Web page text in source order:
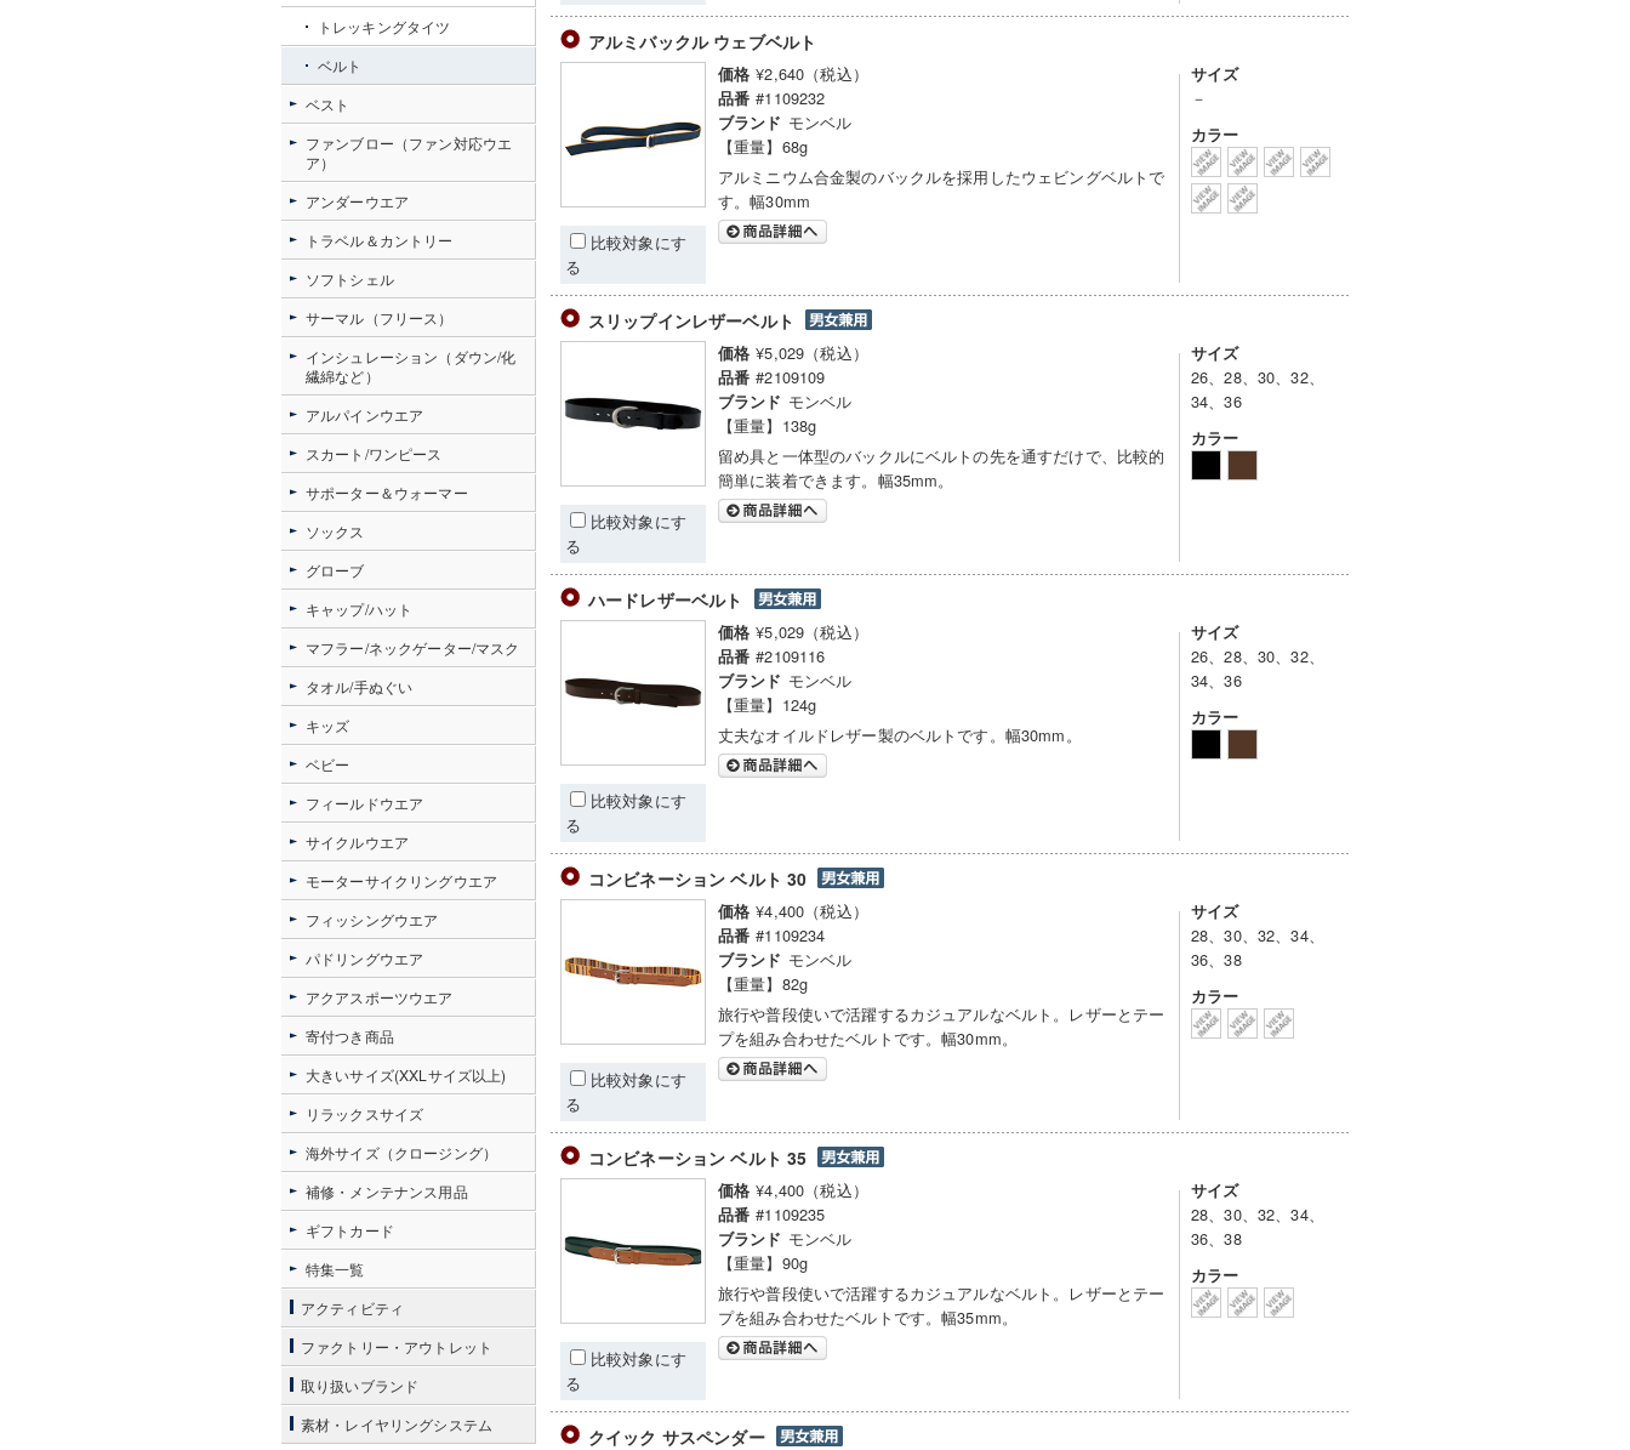
アルミバックル ウェブベルト
比較対象にす
る
価格 ¥2,640（税込）
品番 #1109232
ブランド モンベル
【重量】68g
アルミニウム合金製のバックルを採用したウェビングベルトで
す。幅30mm
サイズ
－
カラー
スリップインレザーベルト
比較対象にす
る
価格 ¥5,029（税込）
品番 #2109109
ブランド モンベル
【重量】138g
留め具と一体型のバックルにベルトの先を通すだけで、比較的
簡単に装着できます。幅35mm。
サイズ
26、28、30、32、
34、36
カラー
ハードレザーベルト
比較対象にす
る
価格 ¥5,029（税込）
品番 #2109116
ブランド モンベル
【重量】124g
丈夫なオイルドレザー製のベルトです。幅30mm。
サイズ
26、28、30、32、
34、36
カラー
コンビネーション ベルト 30
比較対象にす
る
価格 ¥4,400（税込）
品番 #1109234
ブランド モンベル
【重量】82g
旅行や普段使いで活躍するカジュアルなベルト。レザーとテー
プを組み合わせたベルトです。幅30mm。
サイズ
28、30、32、34、
36、38
カラー
コンビネーション ベルト 35
比較対象にす
る
価格 ¥4,400（税込）
品番 #1109235
ブランド モンベル
【重量】90g
旅行や普段使いで活躍するカジュアルなベルト。レザーとテー
プを組み合わせたベルトです。幅35mm。
サイズ
28、30、32、34、
36、38
カラー
クイック サスペンダー
トレッキングタイツ
ベルト
ベスト
ファンブロー（ファン対応ウエ
ア）
アンダーウエア
トラベル＆カントリー
ソフトシェル
サーマル（フリース）
インシュレーション（ダウン/化
繊綿など）
アルパインウエア
スカート/ワンピース
サポーター＆ウォーマー
ソックス
グローブ
キャップ/ハット
マフラー/ネックゲーター/マスク
タオル/手ぬぐい
キッズ
ベビー
フィールドウエア
サイクルウエア
モーターサイクリングウエア
フィッシングウエア
パドリングウエア
アクアスポーツウエア
寄付つき商品
大きいサイズ(XXLサイズ以上)
リラックスサイズ
海外サイズ（クロージング）
補修・メンテナンス用品
ギフトカード
特集一覧
アクティビティ
ファクトリー・アウトレット
取り扱いブランド
素材・レイヤリングシステム